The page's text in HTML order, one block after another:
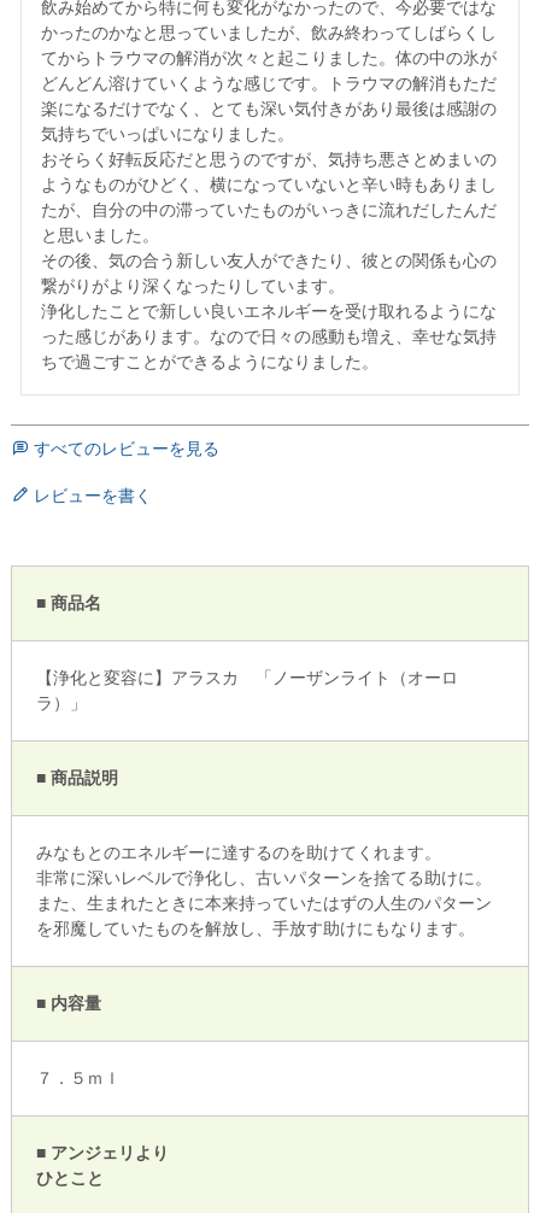
飲み始めてから特に何も変化がなかったので、今必要ではな
かったのかなと思っていましたが、飲み終わってしばらくし
てからトラウマの解消が次々と起こりました。体の中の氷が
どんどん溶けていくような感じです。トラウマの解消もただ
楽になるだけでなく、とても深い気付きがあり最後は感謝の
気持ちでいっぱいになりました。
おそらく好転反応だと思うのですが、気持ち悪さとめまいの
ようなものがひどく、横になっていないと辛い時もありまし
たが、自分の中の滞っていたものがいっきに流れだしたんだ
と思いました。
その後、気の合う新しい友人ができたり、彼との関係も心の
繋がりがより深くなったりしています。
浄化したことで新しい良いエネルギーを受け取れるようにな
った感じがあります。なので日々の感動も増え、幸せな気持
すべてのレビューを見る
レビューを書く
■ 商品名
【浄化と変容に】アラスカ 「ノーザンライト（オーロ
ラ）」
■ 商品説明
みなもとのエネルギーに達するのを助けてくれます。
非常に深いレベルで浄化し、古いパターンを捨てる助けに。
また、生まれたときに本来持っていたはずの人生のパターン
を邪魔していたものを解放し、手放す助けにもなります。
■ 内容量
７．５ｍｌ
■ アンジェリより
ひとこと